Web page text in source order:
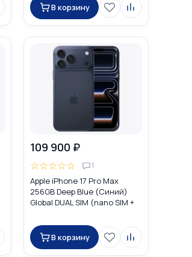
В корзину
109 900 ₽
☆☆☆☆☆ 1
Apple iPhone 17 Pro Max
256GB Deep Blue (Синий)
Global DUAL SIM (nano SIM +
В корзину